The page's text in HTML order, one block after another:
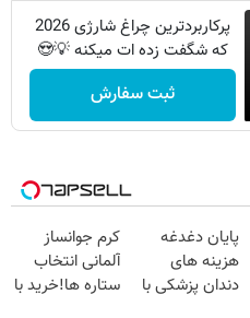
پرکاربردترین چراغ شارژی 2026
که شگفت زده ات میکنه 💡😍
ثبت سفارش
پایان دغدغه
هزینه های
دندان پزشکی با
کرم جوانساز
آلمانی انتخاب
ستاره ها!خرید با